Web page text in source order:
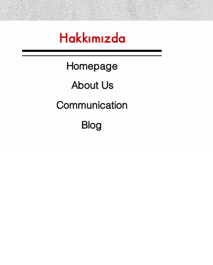
Hakkımızda
Homepage
About Us
Communication
Blog